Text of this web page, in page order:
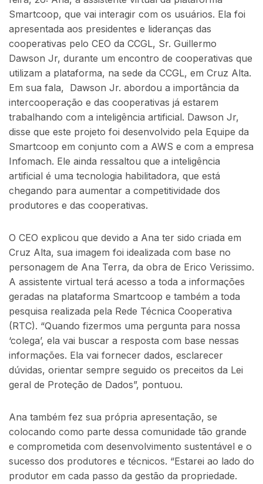
Smartcoop, que vai interagir com os usuários. Ela foi
apresentada aos presidentes e lideranças das
cooperativas pelo CEO da CCGL, Sr. Guillermo
Dawson Jr, durante um encontro de cooperativas que
utilizam a plataforma, na sede da CCGL, em Cruz Alta.
Em sua fala, Dawson Jr. abordou a importância da
intercooperação e das cooperativas já estarem
trabalhando com a inteligência artificial. Dawson Jr,
disse que este projeto foi desenvolvido pela Equipe da
Smartcoop em conjunto com a AWS e com a empresa
Infomach. Ele ainda ressaltou que a inteligência
artificial é uma tecnologia habilitadora, que está
chegando para aumentar a competitividade dos
produtores e das cooperativas.
O CEO explicou que devido a Ana ter sido criada em
Cruz Alta, sua imagem foi idealizada com base no
personagem de Ana Terra, da obra de Erico Verissimo.
A assistente virtual terá acesso a toda a informações
geradas na plataforma Smartcoop e também a toda
pesquisa realizada pela Rede Técnica Cooperativa
(RTC). “Quando fizermos uma pergunta para nossa
‘colega’, ela vai buscar a resposta com base nessas
informações. Ela vai fornecer dados, esclarecer
dúvidas, orientar sempre seguido os preceitos da Lei
geral de Proteção de Dados”, pontuou.
Ana também fez sua própria apresentação, se
colocando como parte dessa comunidade tão grande
e comprometida com desenvolvimento sustentável e o
sucesso dos produtores e técnicos. “Estarei ao lado do
produtor em cada passo da gestão da propriedade.